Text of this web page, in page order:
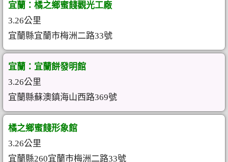
宜蘭：橘之鄉蜜餞觀光工廠
3.26公里
宜蘭縣宜蘭市梅洲二路33號
宜蘭：宜蘭餅發明館
3.26公里
宜蘭縣蘇澳鎮海山西路369號
橘之鄉蜜餞形象館
3.26公里
宜蘭縣260宜蘭市梅洲二路33號